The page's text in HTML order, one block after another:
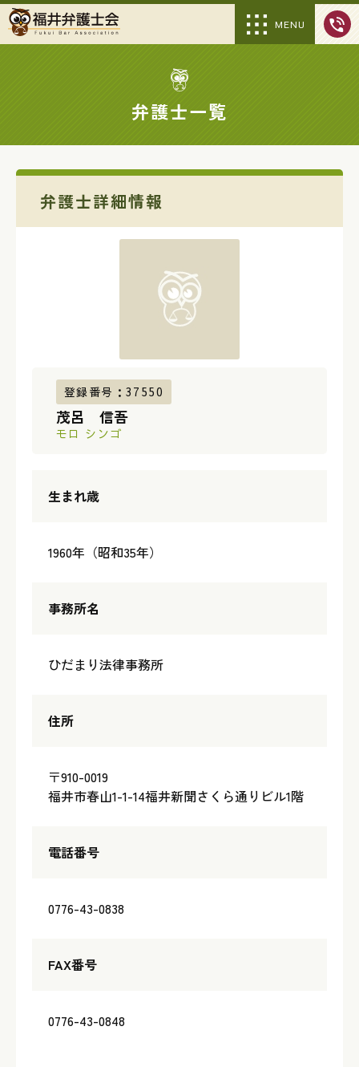
MENU
弁護士一覧
弁護士詳細情報
茂呂 信吾
モロ シンゴ
登録番号：37550
生まれ歳
1960年（昭和35年）
事務所名
ひだまり法律事務所
住所
〒910-0019
福井市春山1-1-14福井新聞さくら通りビル1階
電話番号
0776-43-0838
FAX番号
0776-43-0848